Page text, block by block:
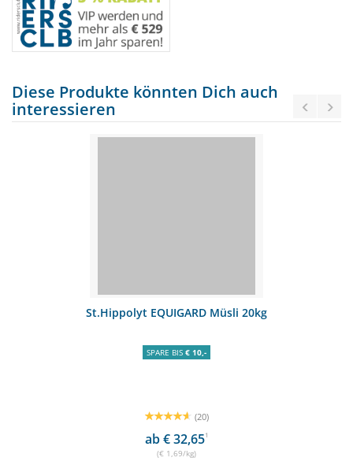
Diese Produkte könnten Dich auch
interessieren
St.Hippolyt EQUIGARD Müsli 20kg
SPARE BIS € 10,-
(20)
ab € 32,651
(€ 1,69/kg)